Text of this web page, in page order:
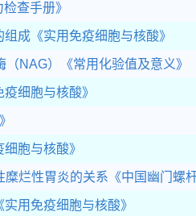
检查手册》
组成 《实用免疫细胞与核酸》
NAG） 《常用化验值及意义》
疫细胞与核酸》
细胞与核酸》
糜烂性胃炎的关系 《中国幽门螺
实用免疫细胞与核酸》